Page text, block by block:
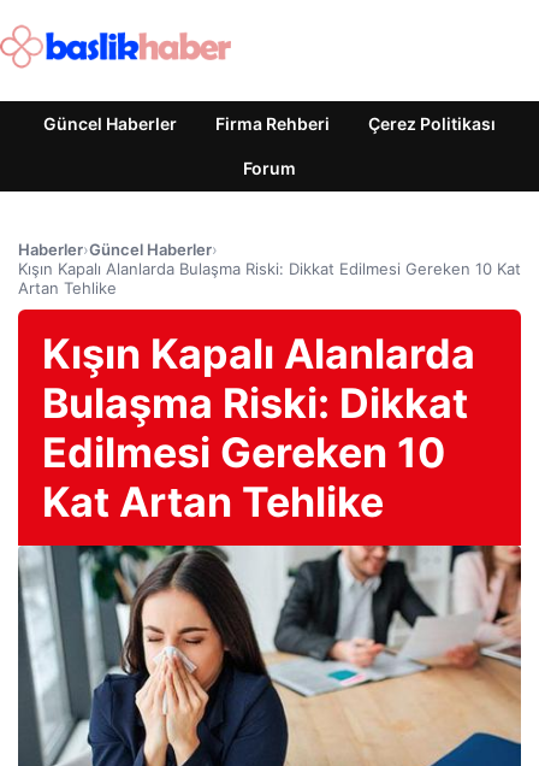
Güncel Haberler Firma Rehberi Çerez Politikası
Forum
Haberler›Güncel Haberler›
Kışın Kapalı Alanlarda Bulaşma Riski: Dikkat Edilmesi Gereken 10 Kat
Artan Tehlike
Kışın Kapalı Alanlarda
Bulaşma Riski: Dikkat
Edilmesi Gereken 10
Kat Artan Tehlike